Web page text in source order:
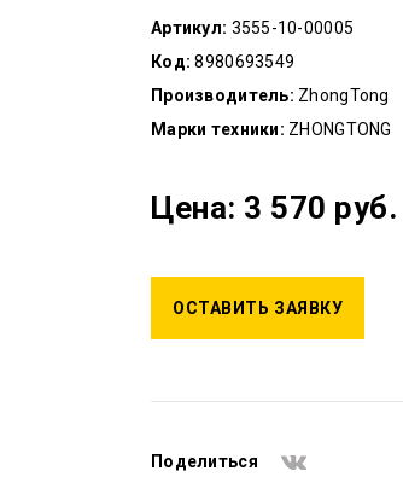
Артикул: 3555-10-00005
Код: 8980693549
Производитель: ZhongTong
Марки техники: ZHONGTONG
Цена: 3 570 руб.
ОСТАВИТЬ ЗАЯВКУ
Поделиться